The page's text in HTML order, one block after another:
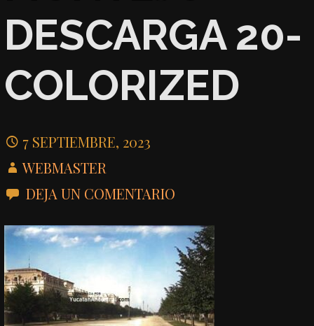
DESCARGA 20-
COLORIZED
7 SEPTIEMBRE, 2023
WEBMASTER
DEJA UN COMENTARIO